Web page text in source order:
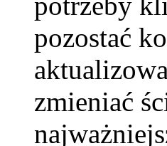
pozostać
zmieniać